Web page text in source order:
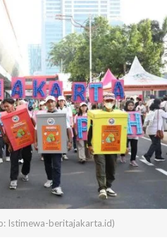
Istimewa-beritajakarta.id)